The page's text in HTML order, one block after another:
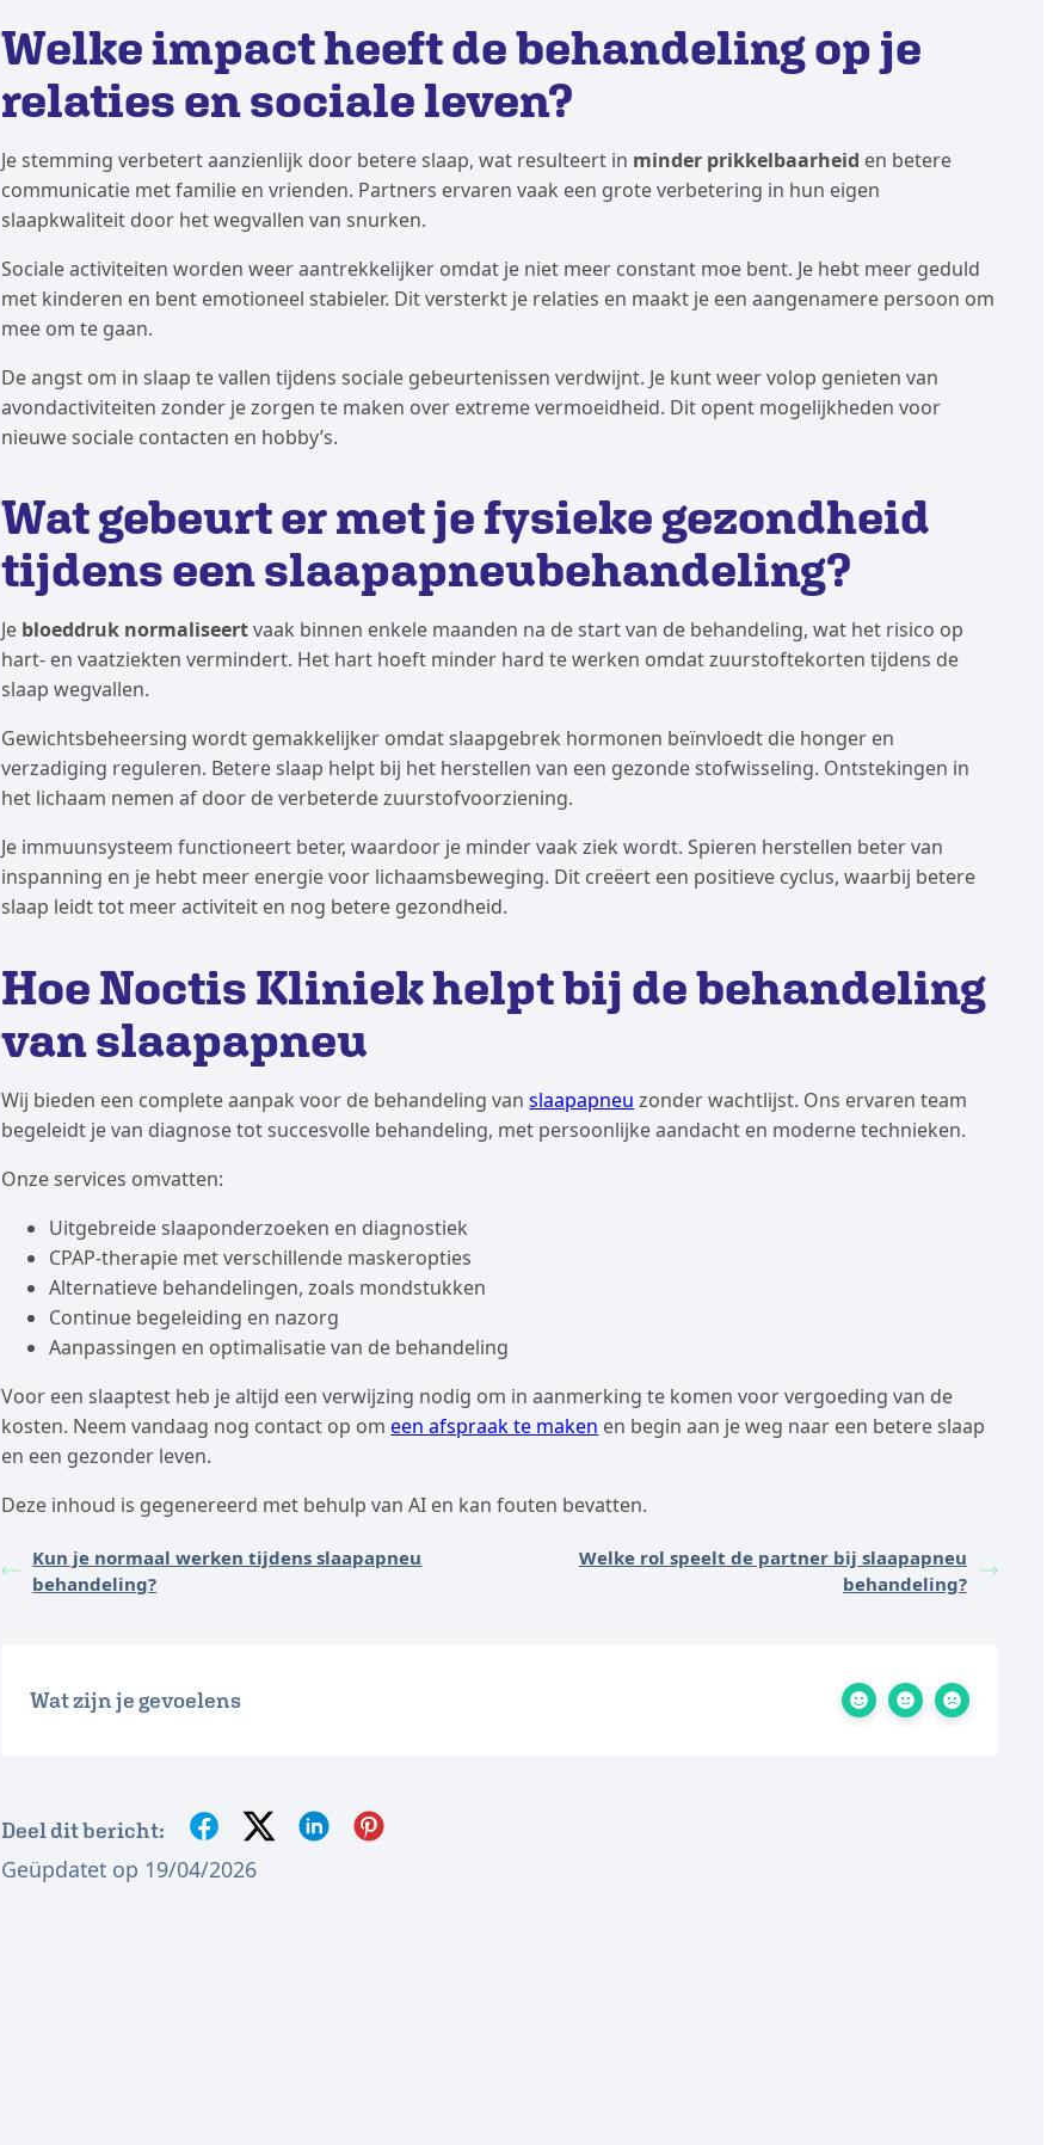
Welke impact heeft de behandeling op je
relaties en sociale leven?
Je stemming verbetert aanzienlijk door betere slaap, wat resulteert in minder prikkelbaarheid en betere
communicatie met familie en vrienden. Partners ervaren vaak een grote verbetering in hun eigen
slaapkwaliteit door het wegvallen van snurken.
Sociale activiteiten worden weer aantrekkelijker omdat je niet meer constant moe bent. Je hebt meer geduld
met kinderen en bent emotioneel stabieler. Dit versterkt je relaties en maakt je een aangenamere persoon om
mee om te gaan.
De angst om in slaap te vallen tijdens sociale gebeurtenissen verdwijnt. Je kunt weer volop genieten van
avondactiviteiten zonder je zorgen te maken over extreme vermoeidheid. Dit opent mogelijkheden voor
nieuwe sociale contacten en hobby’s.
Wat gebeurt er met je fysieke gezondheid
tijdens een slaapapneubehandeling?
Je bloeddruk normaliseertvaak binnen enkele maanden na de start van de behandeling, wat het risico op
hart- en vaatziekten vermindert. Het hart hoeft minder hard te werken omdat zuurstoftekorten tijdens de
slaap wegvallen.
Gewichtsbeheersing wordt gemakkelijker omdat slaapgebrek hormonen beïnvloedt die honger en
verzadiging reguleren. Betere slaap helpt bij het herstellen van een gezonde stofwisseling. Ontstekingen in
het lichaam nemen af door de verbeterde zuurstofvoorziening.
Je immuunsysteem functioneert beter, waardoor je minder vaak ziek wordt. Spieren herstellen beter van
inspanning en je hebt meer energie voor lichaamsbeweging. Dit creëert een positieve cyclus, waarbij betere
slaap leidt tot meer activiteit en nog betere gezondheid.
Hoe Noctis Kliniek helpt bij de behandeling
van slaapapneu
Wij bieden een complete aanpak voor de behandeling vanslaapapneu zonder wachtlijst. Ons ervaren team
begeleidt je van diagnose tot succesvolle behandeling, met persoonlijke aandacht en moderne technieken.
Onze services omvatten:
Uitgebreide slaaponderzoeken en diagnostiek
CPAP-therapie met verschillende maskeropties
Alternatieve behandelingen, zoals mondstukken
Continue begeleiding en nazorg
Aanpassingen en optimalisatie van de behandeling
Voor een slaaptest heb je altijd een verwijzing nodig om in aanmerking te komen voor vergoeding van de
kosten. Neem vandaag nog contact op omeen afspraak te maken en begin aan je weg naar een betere slaap
en een gezonder leven.
Deze inhoud is gegenereerd met behulp van AI en kan fouten bevatten.
Kun je normaal werken tijdens slaapapneu
behandeling?
Welke rol speelt de partner bij slaapapneu
behandeling?
Wat zijn je gevoelens
Deel dit bericht:
Geüpdatet op 19/04/2026